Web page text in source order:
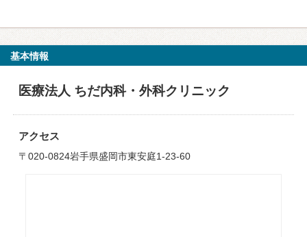
基本情報
医療法人 ちだ内科・外科クリニック
アクセス
〒020-0824岩手県盛岡市東安庭1-23-60